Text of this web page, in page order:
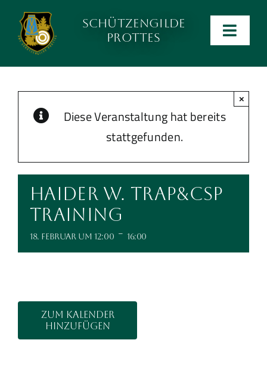
Inhalt
wechseln
Schützengilde
Prottes
Anlage
Kalender
Preise
Ergebnislisten
Diese Veranstaltung hat bereits
stattgefunden.
×
Haider W. Trap&CSP
Training
18. Februar um 12:00 -16:00
Zum Kalender
hinzufügen